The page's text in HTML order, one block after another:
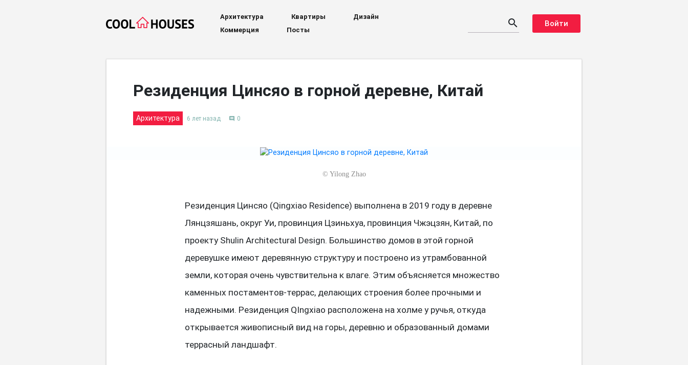
Архитектура Квартиры
Дизайн
Коммерция
Посты
search Войти
Резиденция Цинсяо в горной деревне, Китай
Архитектура 6 лет назад comment 0
© Yilong Zhao
Резиденция Цинсяо (Qingxiao Residence) выполнена в 2019 году в деревне
Лянцзяшань, округ Уи, провинция Цзиньхуа, провинция Чжэцзян, Китай, по
проекту Shulin Architectural Design. Большинство домов в этой горной
деревушке имеют деревянную структуру и построено из утрамбованной
земли, которая очень чувствительна к влаге. Этим объясняется множество
каменных постаментов-террас, делающих строения более прочными и
надежными. Резиденция QIngxiao расположена на холме у ручья, откуда
открывается живописный вид на горы, деревню и образованный домами
террасный ландшафт.